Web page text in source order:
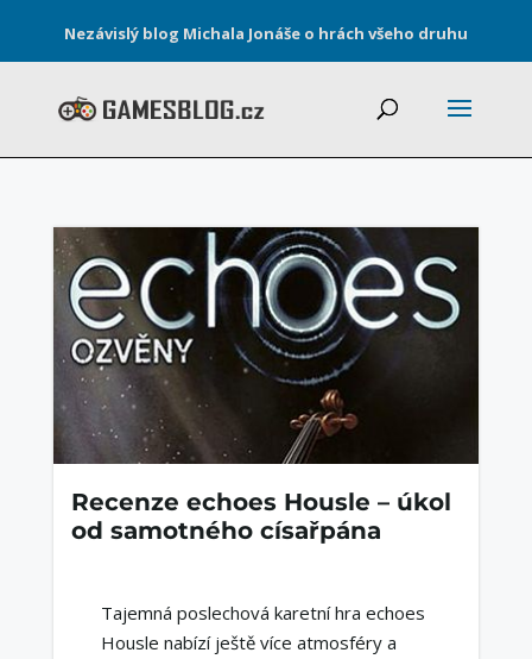
Nezávislý blog Michala Jonáše o hrách všeho druhu
Recenze echoes Housle – úkol
od samotného císařpána
Tajemná poslechová karetní hra echoes
Housle nabízí ještě více atmosféry a